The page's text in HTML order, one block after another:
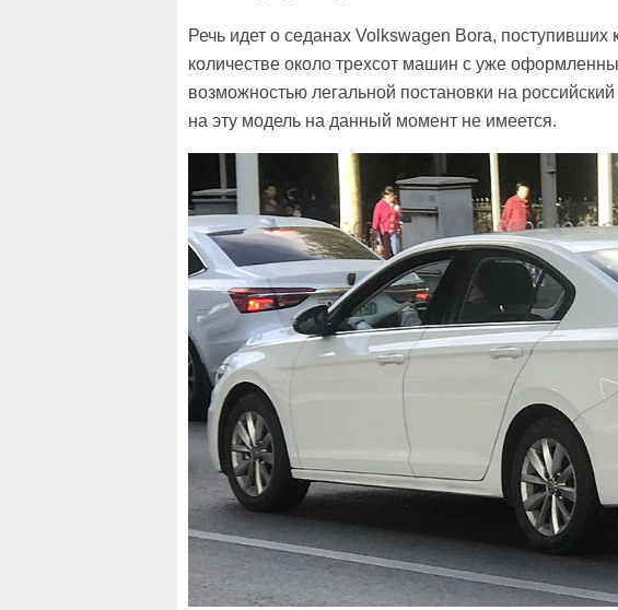
Речь идет о седанах Volkswagen Bora, поступивших
количестве около трехсот машин с уже
возможностью легальной постановки на
на эту модель на данный момент не имеется.